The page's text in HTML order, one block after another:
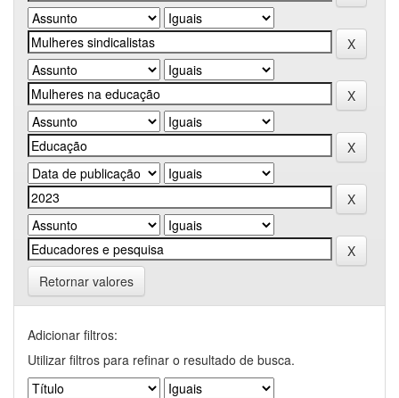
Retornar valores
Adicionar filtros:
Utilizar filtros para refinar o resultado de busca.